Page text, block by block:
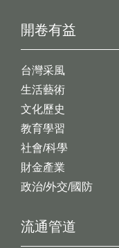
開卷有益
台灣采風
生活藝術
文化歷史
教育學習
社會/科學
財金產業
政治/外交/國防
流通管道